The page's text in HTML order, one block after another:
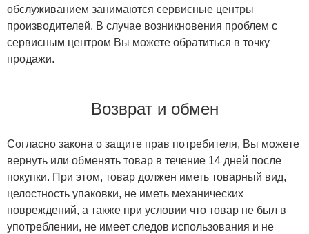
обслуживанием занимаются сервисные центры
производителей. В случае возникновения проблем с
сервисным центром Вы можете обратиться в точку
продажи.
Возврат и обмен
Согласно закона о защите прав потребителя, Вы можете
вернуть или обменять товар в течение 14 дней после
покупки. При этом, товар должен иметь товарный вид,
целостность упаковки, не иметь механических
повреждений, а также при условии что товар не был в
употреблении, не имеет следов использования и не